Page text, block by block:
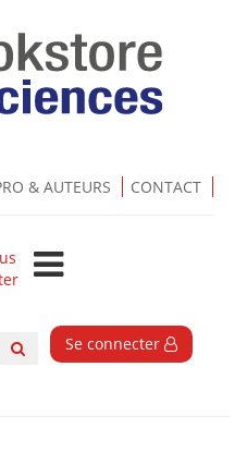
& AUTEURS CONTACT
Se connecter